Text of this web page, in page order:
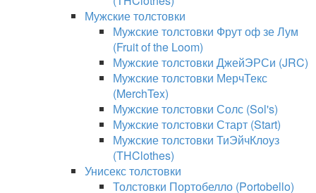
Мужские толстовки
Мужские толстовки Фрут оф зе Лум
(Fruit of the Loom)
Мужские толстовки ДжейЭРСи (JRC)
Мужские толстовки МерчТекс
(MerchTex)
Мужские толстовки Солс (Sol's)
Мужские толстовки Старт (Start)
Мужские толстовки ТиЭйчКлоуз
(THClothes)
Унисекс толстовки
Толстовки Портобелло (Portobello)